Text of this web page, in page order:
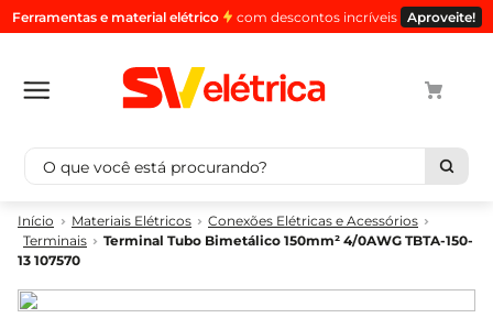
Ferramentas e material elétrico com descontos incríveis Aproveite!
O que você está procurando?
Materiais Elétricos
Conexões Elétricas e Acessórios
Terminais
Terminal Tubo Bimetálico 150mm² 4/0AWG TBTA-150-
13 107570
Termos mais buscados
1º
cabo
2º
luminaria